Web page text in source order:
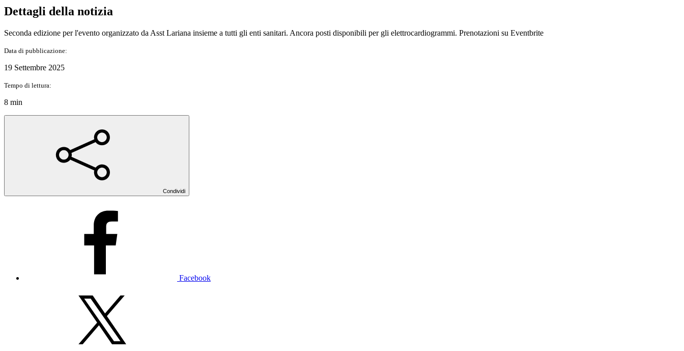
Dettagli della notizia
Seconda edizione per l'evento organizzato da Asst Lariana insieme a tutti gli enti sanitari. Ancora posti disponibili per gli elettrocardiogrammi. Prenotazioni su Eventbrite
Data di pubblicazione:
19 Settembre 2025
Tempo di lettura:
8 min
Condividi
Facebook